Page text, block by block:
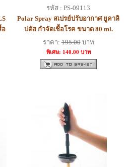
อ
รหัส : PS-09113
Polar Spray สเปรย์ปรับอากาศ ยูคาลิ
ปตัส กำจัดเชื้อโรค ขนาด 80 ml.
ราคา:195.00บาท
พิเศษ: 140.00 บาท